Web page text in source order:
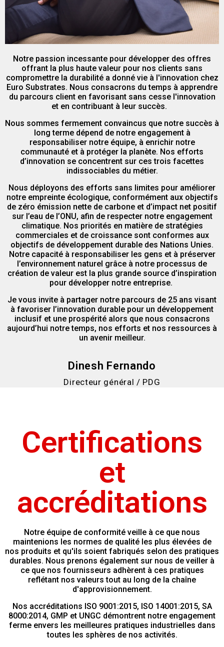
Notre passion incessante pour développer des offres
offrant la plus haute valeur pour nos clients sans
compromettre la durabilité a donné vie à l'innovation chez
Euro Substrates. Nous consacrons du temps à apprendre
du parcours client en favorisant sans cesse l'innovation
et en contribuant à leur succès.
Nous sommes fermement convaincus que notre succès à
long terme dépend de notre engagement à
responsabiliser notre équipe, à enrichir notre
communauté et à protéger la planète. Nos efforts
d’innovation se concentrent sur ces trois facettes
indissociables du métier.
Nous déployons des efforts sans limites pour améliorer
notre empreinte écologique, conformément aux objectifs
de zéro émission nette de carbone et d’impact net positif
sur l’eau de l’ONU, afin de respecter notre engagement
climatique. Nos priorités en matière de stratégies
commerciales et de croissance sont conformes aux
objectifs de développement durable des Nations Unies.
Notre capacité à responsabiliser les gens et à préserver
l’environnement naturel grâce à notre processus de
création de valeur est la plus grande source d’inspiration
pour développer notre entreprise.
Je vous invite à partager notre parcours de 25 ans visant
à favoriser l’innovation durable pour un développement
inclusif et une prospérité alors que nous consacrons
aujourd’hui notre temps, nos efforts et nos ressources à
un avenir meilleur.
Dinesh Fernando
Directeur général / PDG
Certifications
et
accréditations
Notre équipe de conformité veille à ce que nous
maintenions les normes de qualité les plus élevées de
nos produits et qu'ils soient fabriqués selon des pratiques
durables. Nous prenons également sur nous de veiller à
ce que nos fournisseurs adhèrent à ces pratiques
reflétant nos valeurs tout au long de la chaîne
d'approvisionnement.
Nos accréditations ISO 9001:2015, ISO 14001:2015, SA
8000:2014, GMP et UNGC démontrent notre engagement
ferme envers les meilleures pratiques industrielles dans
toutes les sphères de nos activités.